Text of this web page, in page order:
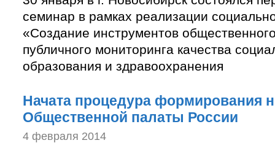
семинар в рамках реализации
«Создание инструментов
публичного мониторинга качества
образования и здравоохранения
Начата процедура формирования
Общественной палаты России
4 февраля 2014